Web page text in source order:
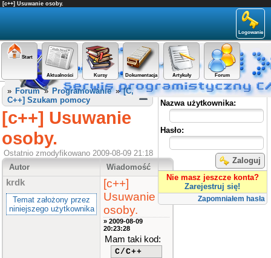
[c++] Usuwanie osoby.
Logowanie
Start
Aktualności Kursy Dokumentacja Artykuły Forum
Panel użytkownika
Nazwa użytkownika:
Hasło:
Zaloguj
Nie masz jeszcze konta?
Zarejestruj się!
Zapomniałem hasła
» Forum» Programowanie»[C,
C++] Szukam pomocy
[c++] Usuwanie
osoby.
Ostatnio zmodyfikowano 2009-08-09 21:18
Autor
Wiadomość
krdk
Temat założony przez
niniejszego użytkownika
[c++]
Usuwanie
osoby.
» 2009-08-09
20:23:28
Mam taki kod:
C/C++